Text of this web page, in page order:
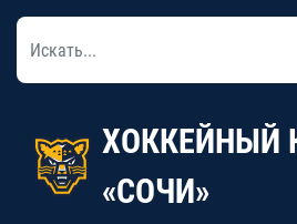
ХОККЕЙНЫЙ
«СОЧИ»